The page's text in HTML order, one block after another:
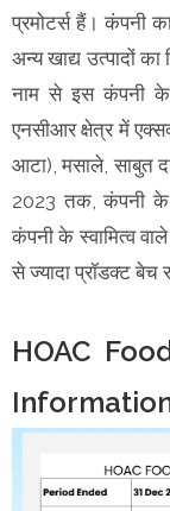
प्रमोटर्स हैं। कंपनी
अन्य खाद्य उत्पादों
नाम से इस कंपनी के
एनसीआर क्षेत्र में
आटा), मसाले, साबुत
2023 तक, कंपनी
कंपनी के स्वामित्व
से ज्यादा प्रॉडक्ट बेच
HOAC